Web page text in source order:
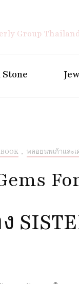
แหวนแต่งง
Stone
, พลอยนพเก้าและ